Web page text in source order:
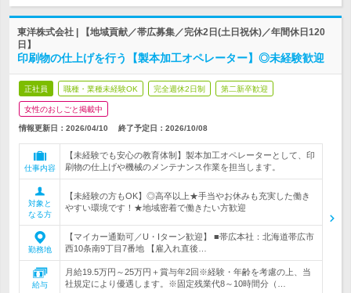
東洋株式会社 | 【地域貢献／帯広募集／完休2日(土日祝休)／年間休日120
日】
印刷物の仕上げを行う【製本加工オペレーター】◎未経験歓迎
正社員 職種・業種未経験OK 完全週休2日制 第二新卒歓迎
女性のおしごと掲載中
情報更新日：2026/04/10 終了予定日： 2026/10/08
仕事内容
【未経験でも安心の教育体制】製本加工オペレーターとして、印
刷物の仕上げや機械のメンテナンス作業を担当します。
対象と
なる方
【未経験の方もOK】◎高卒以上★手当やお休みも充実した働き
やすい環境です！★地域密着で働きたい方歓迎
勤務地
【マイカー通勤可／U・Iターン歓迎】 ■帯広本社：北海道帯広市
西10条南9丁目7番地 【雇入れ直後…
給与
月給19.5万円～25万円＋賞与年2回※経験・年齢を考慮の上、当
社規定により優遇します。※固定残業代8～10時間分（…